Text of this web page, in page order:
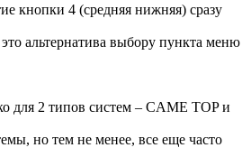
кнопки 4 (средняя нижняя) сразу
альтернатива выбору пункта меню
для 2 типов систем – CAME TOP и
но тем не менее, все еще часто